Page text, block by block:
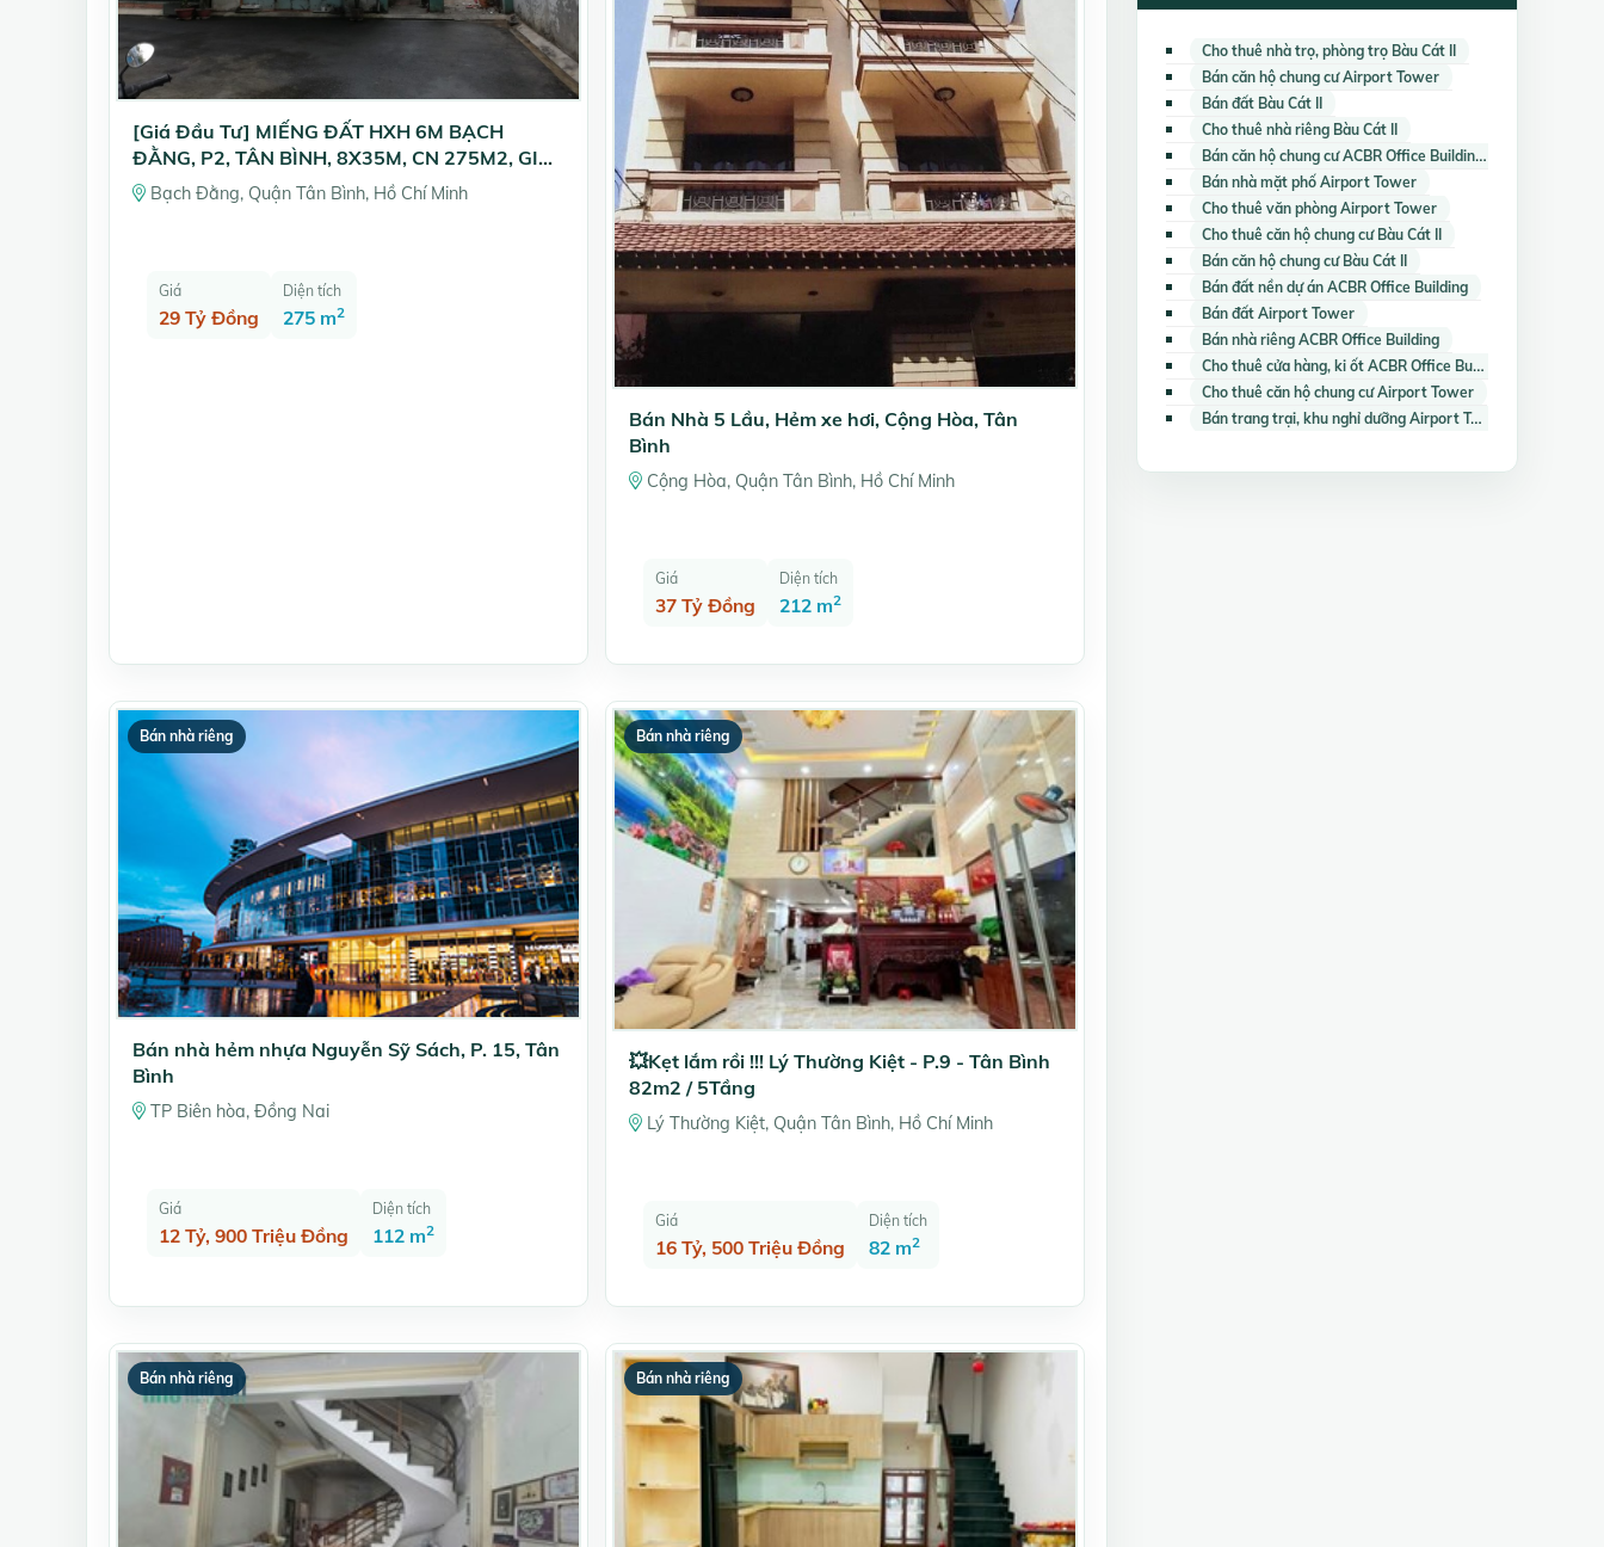
[Giá Đầu Tư] MIẾNG ĐẤT HXH 6M BẠCH
ĐẰNG, P2, TÂN BÌNH, 8X35M, CN 275M2, GIÁ
29 TỶ
Bạch Đằng, Quận Tân Bình, Hồ Chí Minh
Giá
29 Tỷ Đồng
Diện tích
275 m2
Bán Nhà 5 Lầu, Hẻm xe hơi, Cộng Hòa, Tân
Bình
Cộng Hòa, Quận Tân Bình, Hồ Chí Minh
Giá
37 Tỷ Đồng
Diện tích
212 m2
Bán nhà riêng
Bán nhà hẻm nhựa Nguyễn Sỹ Sách, P. 15, Tân
Bình
TP Biên hòa, Đồng Nai
Giá
12 Tỷ, 900 Triệu Đồng
Diện tích
112 m2
Bán nhà riêng
💥Kẹt lắm rồi !!! Lý Thường Kiệt - P.9 - Tân Bình
82m2 / 5Tầng
Lý Thường Kiệt, Quận Tân Bình, Hồ Chí Minh
Giá
16 Tỷ, 500 Triệu Đồng
Diện tích
82 m2
Bán nhà riêng Bán nhà riêng
Cho thuê nhà trọ, phòng trọ Bàu Cát II
Bán căn hộ chung cư Airport Tower
Bán đất Bàu Cát II
Cho thuê nhà riêng Bàu Cát II
Bán căn hộ chung cư ACBR Office Building
Bán nhà mặt phố Airport Tower
Cho thuê văn phòng Airport Tower
Cho thuê căn hộ chung cư Bàu Cát II
Bán căn hộ chung cư Bàu Cát II
Bán đất nền dự án ACBR Office Building
Bán đất Airport Tower
Bán nhà riêng ACBR Office Building
Cho thuê cửa hàng, ki ốt ACBR Office Building
Cho thuê căn hộ chung cư Airport Tower
Bán trang trại, khu nghỉ dưỡng Airport Tower